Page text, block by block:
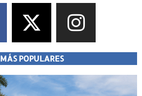
MÁS POPULARES